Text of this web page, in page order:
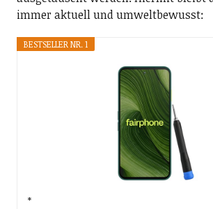
immer aktuell und umweltbewusst:
BESTSELLER NR. 1